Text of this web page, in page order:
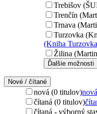
Trebišov
Trenčín
Trnava
Turzovka
(Kniha
Žilina
Ďalšie možnosti
Nové / čítané
nová (0 titulov)nová
čítaná (0 titulov)
čítaná - výborný